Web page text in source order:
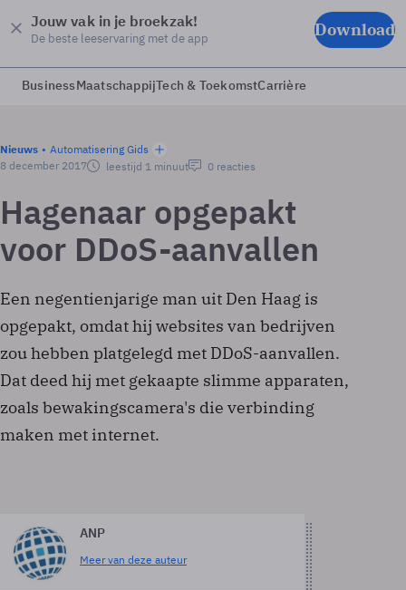
Jouw vak in je broekzak!
De beste leeservaring met de app Download
BusinessMaatschappijTech & ToekomstCarrière
Nieuws
Automatisering Gids
8 december 2017
leestijd 1 minuut 0 reacties
Hagenaar opgepakt
voor DDoS-aanvallen
Een negentienjarige man uit Den Haag is
opgepakt, omdat hij websites van bedrijven
zou hebben platgelegd met DDoS-aanvallen.
Dat deed hij met gekaapte slimme apparaten,
zoals bewakingscamera's die verbinding
maken met internet.
ANP
Meer van deze auteur